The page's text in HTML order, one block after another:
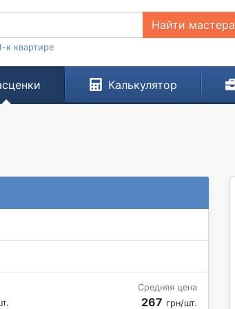
Найти мастера
к квартире
Калькулятор
Средняя цена
267 грн/шт.